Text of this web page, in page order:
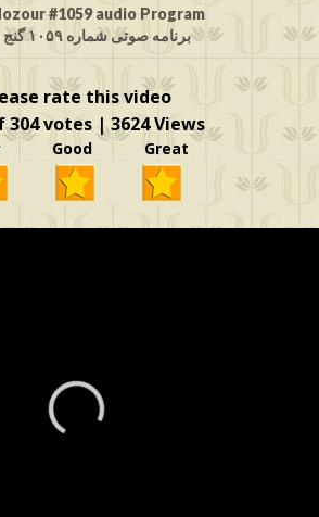
#1059 audio Program
برنامه صوتی شماره ۱۰۵۹ گنج حضور
rate this video
304 votes | 3624 Views
Good Great